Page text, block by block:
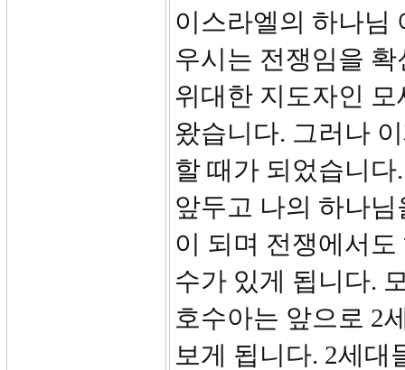
이스라엘의 하나님
우시는 전쟁임을
위대한 지도자인
왔습니다. 그러나
할 때가 되었습니
앞두고 나의 하나
이 되며 전쟁에서
수가 있게 됩니다.
호수아는 앞으로 2
보게 됩니다. 2세